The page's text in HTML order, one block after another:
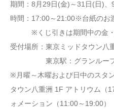
期間：8月29日(金)～31日(日)
時間：17:00～21:00※台紙のお
※くじ引きは期間中の金・
受付場所：東京ミッドタウン八
東京駅：グランルーフ２F
※月曜～木曜および日中のスタ
タウン八重洲 1F アトリウム（
ォメーション（11:00～19:00）